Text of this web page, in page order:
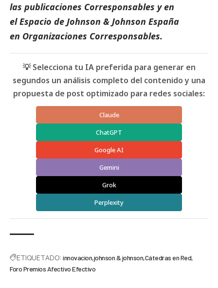
las publicaciones Corresponsables y en
el Espacio de Johnson & Johnson España
en Organizaciones Corresponsables.
💡 Selecciona tu IA preferida para generar en
segundos un análisis completo del contenido y una
propuesta de post optimizado para redes sociales:
Claude
ChatGPT
Google AI
Gemini
Grok
Perplexity
ETIQUETADO: innovacion johnson & johnson Cátedras en Red
Foro Premios Afectivo Efectivo